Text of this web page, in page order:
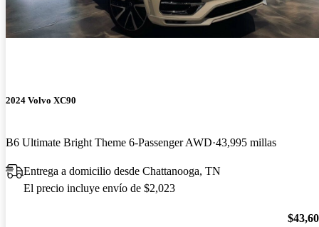
2024 Volvo XC90
B6 Ultimate Bright Theme 6-Passenger AWD 43,995 millas
Entrega a domicilio desde Chattanooga, TN
El precio incluye envío de $2,023